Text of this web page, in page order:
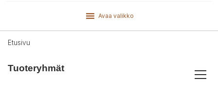
Avaa valikko
Etusivu
Tuoteryhmät